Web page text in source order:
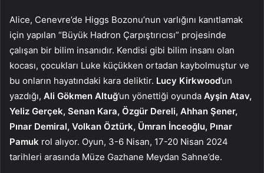
Alice, Cenevre’de Higgs Bozonu’nun varlığını kanıtlamak
için yapılan “Büyük Hadron Çarpıştırıcısı” projesinde
çalışan bir bilim insanıdır. Kendisi gibi bilim insanı olan
kocası, çocukları Luke küçükken ortadan kaybolmuştur ve
bu onların hayatındaki kara deliktir. Lucy Kirkwood’un
yazdığı, Ali Gökmen Altuğ’un yönettiği oyunda Ayşin Atav,
Yeliz Gerçek, Senan Kara, Özgür Dereli, Ahhan Şener,
Pınar Demiral, Volkan Öztürk, Ümran İnceoğlu, Pınar
Pamuk rol alıyor. Oyun, 3-6 Nisan, 17-20 Nisan 2024
tarihleri arasında Müze Gazhane Meydan Sahne’de.